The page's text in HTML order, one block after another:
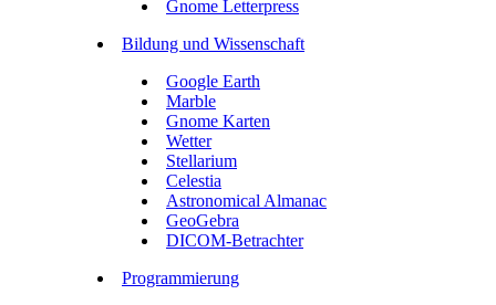
Gnome Letterpress
Bildung und Wissenschaft
Google Earth
Marble
Gnome Karten
Wetter
Stellarium
Celestia
Astronomical Almanac
GeoGebra
DICOM-Betrachter
Programmierung